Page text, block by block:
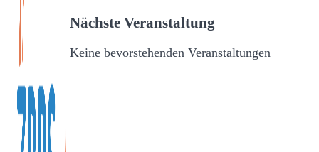
Nächste Veranstaltung
Keine bevorstehenden Veranstaltungen